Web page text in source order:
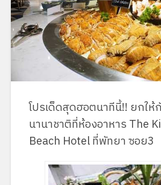
โปรเด็ดสุดฮอตนาทีนี้!! ยกใ
นานาชาติที่ห้องอาหาร The
Beach Hotel ที่พัทยา ซอย3